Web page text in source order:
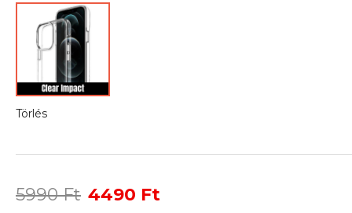
Törlés
5990Ft Original
4490 Ft